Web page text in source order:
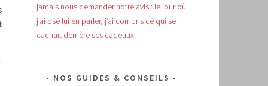
jamais nous demander notre avis : le jour où
j’ai osé lui en parler, j’ai compris ce qui se
cachait derrière ses cadeaux
NOS GUIDES & CONSEILS